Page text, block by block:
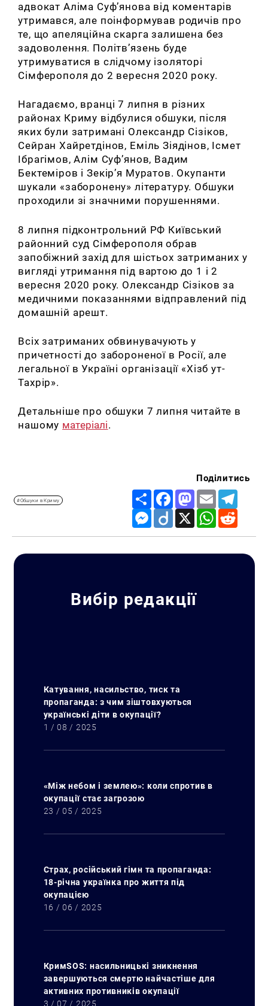
адвокат Аліма Суф’янова від коментарів
утримався, але поінформував родичів про
те, що апеляційна скарга залишена без
задоволення. Політв’язень буде
утримуватися в слідчому ізоляторі
Сімферополя до 2 вересня 2020 року.
Нагадаємо, вранці 7 липня в різних
районах Криму відбулися обшуки, після
яких були затримані Олександр Сізіков,
Сейран Хайретдінов, Еміль Зіядінов, Ісмет
Ібрагімов, Алім Суф’янов, Вадим
Бектеміров і Зекір’я Муратов. Окупанти
шукали «заборонену» літературу. Обшуки
проходили зі значними порушеннями.
8 липня підконтрольний РФ Київський
районний суд Сімферополя обрав
запобіжний захід для шістьох затриманих у
вигляді утримання під вартою до 1 і 2
вересня 2020 року. Олександр Сізіков за
медичними показаннями відправлений під
домашній арешт.
Всіх затриманих обвинувачують у
причетності до забороненої в Росії, але
легальної в Україні організації «Хізб ут-
Тахрір».
Детальніше про обшуки 7 липня читайте в
нашому матеріалі.
#Обшуки в Криму
Поділитись
Share FacebookMastodon
Email
Messenger
Diigo X WhatsApp
Вибір редакції
Катування, насильство, тиск та
пропаганда: з чим зіштовхуються
українські діти в окупації?
1 / 08 / 2025
«Між небом і землею»: коли спротив в
окупації стає загрозою
23 / 05 / 2025
Страх, російський гімн та пропаганда:
18-річна українка про життя під
окупацією
16 / 06 / 2025
КримSOS: насильницькі зникнення
завершуються смертю найчастіше для
активних противників окупації
3 / 07 / 2025